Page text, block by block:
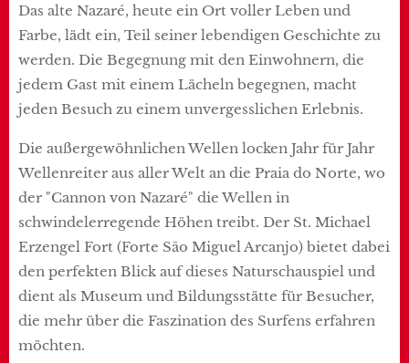
Das alte Nazaré, heute ein Ort voller Leben und
Farbe, lädt ein, Teil seiner lebendigen Geschichte zu
werden. Die Begegnung mit den Einwohnern, die
jedem Gast mit einem Lächeln begegnen, macht
jeden Besuch zu einem unvergesslichen Erlebnis.
Die außergewöhnlichen Wellen locken Jahr für Jahr
Wellenreiter aus aller Welt an die Praia do Norte, wo
der "Cannon von Nazaré" die Wellen in
schwindelerregende Höhen treibt. Der St. Michael
Erzengel Fort (Forte São Miguel Arcanjo) bietet dabei
den perfekten Blick auf dieses Naturschauspiel und
dient als Museum und Bildungsstätte für Besucher,
die mehr über die Faszination des Surfens erfahren
möchten.